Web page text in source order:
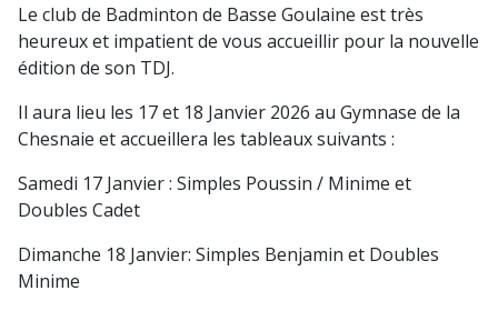
Le club de Badminton de Basse Goulaine est très
heureux et impatient de vous accueillir pour la nouvelle
édition de son TDJ.
Il aura lieu les 17 et 18 Janvier 2026 au Gymnase de la
Chesnaie et accueillera les tableaux suivants :
Samedi 17 Janvier : Simples Poussin / Minime et
Doubles Cadet
Dimanche 18 Janvier: Simples Benjamin et Doubles
Minime